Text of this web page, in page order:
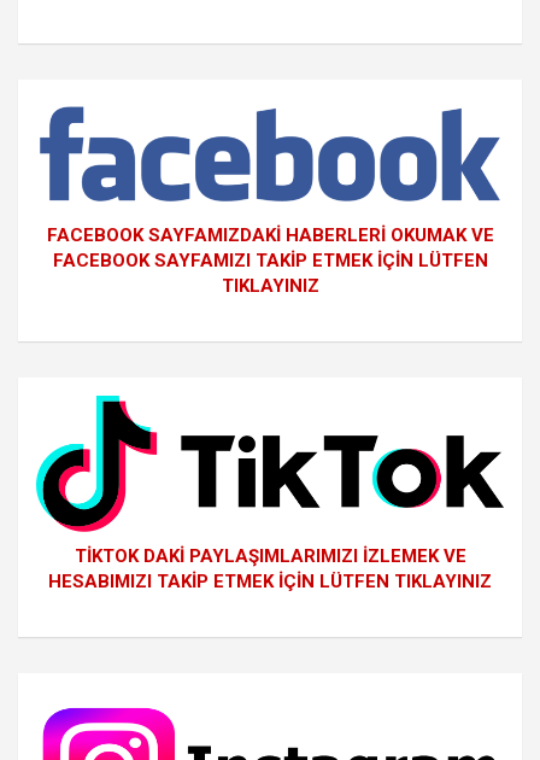
FACEBOOK SAYFAMIZDAKİ HABERLERİ OKUMAK VE
FACEBOOK SAYFAMIZI TAKİP ETMEK İÇİN LÜTFEN
TIKLAYINIZ
TİKTOK DAKİ PAYLAŞIMLARIMIZI İZLEMEK VE
HESABIMIZI TAKİP ETMEK İÇİN LÜTFEN TIKLAYINIZ